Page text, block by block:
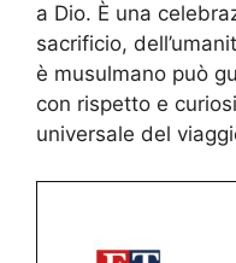
a Dio. È una
sacrificio,
è musulmano può
con rispetto e
universale del